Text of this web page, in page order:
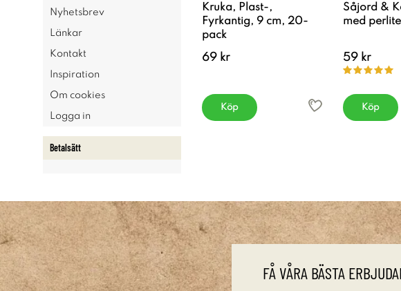
Nyhetsbrev
Länkar
Kontakt
Inspiration
Om cookies
Logga in
Betalsätt
Kruka, Plast-,
Fyrkantig, 9 cm, 20-
pack
69 kr
Köp
Såjord &
med
59 kr
Köp
FÅ VÅRA BÄSTA